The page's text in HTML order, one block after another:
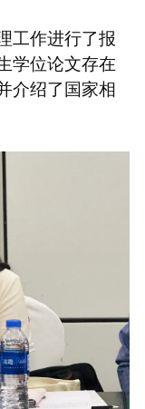
工作进行了报
学位论文存在
介绍了国家相